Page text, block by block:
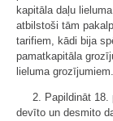
kapitāla daļu
atbilstoši tām
tarifiem, kādi bija
pamatkapitāla
lieluma
2. Papildināt
devīto un desmito